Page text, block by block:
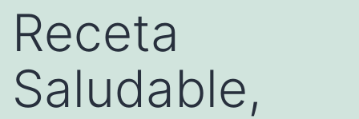
Receta
Saludable,